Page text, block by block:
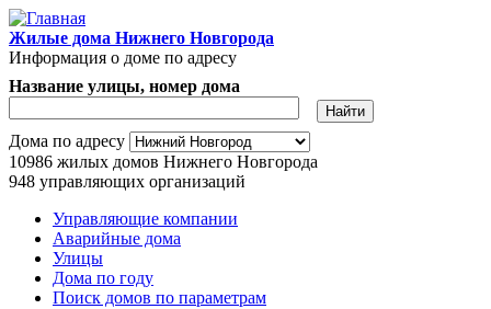
Перейти к основному содержанию
Жилые дома Нижнего Новгорода
Информация о доме по адресу
Адрес дома
Название улицы, номер дома
Дома по адресу
10986 жилых домов Нижнего Новгорода
948 управляющих организаций
Главное меню
Управляющие компании
Аварийные дома
Улицы
Дома по году
Поиск домов по параметрам